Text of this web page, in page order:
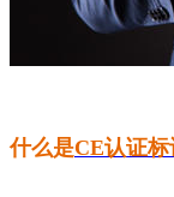
什么是CE认证标